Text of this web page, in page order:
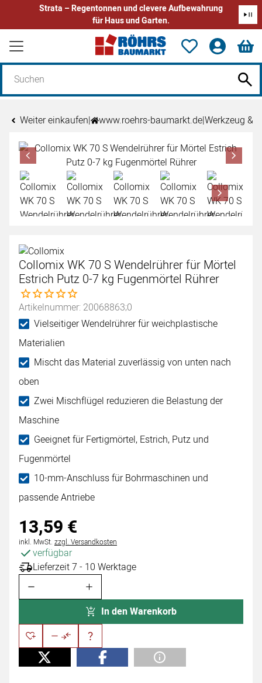
Strata – Regentonnen und clevere Aufbewahrung
für Haus und Garten.
Zum Hauptinhalt springen
Weiter einkaufen| www.roehrs-baumarkt.de|Werkzeug &
Produktgalerie
Zur Kaufbox springen
Collomix WK 70 S Wendelrührer für Mörtel
Estrich Putz 0-7 kg Fugenmörtel Rührer
Noch keine Bewertungen abgegeben
Artikelnummer: 20068863;0
Vielseitiger Wendelrührer für weichplastische
Materialien
Mischt das Material zuverlässig von unten nach
oben
Zwei Mischflügel reduzieren die Belastung der
Maschine
Geeignet für Fertigmörtel, Estrich, Putz und
Fugenmörtel
10-mm-Anschluss für Bohrmaschinen und
passende Antriebe
13,59 €
Steuerhinweis:
inkl. MwSt. zzgl. Versandkosten
verfügbar
Lieferzeit 7 - 10 Werktage
In den Warenkorb